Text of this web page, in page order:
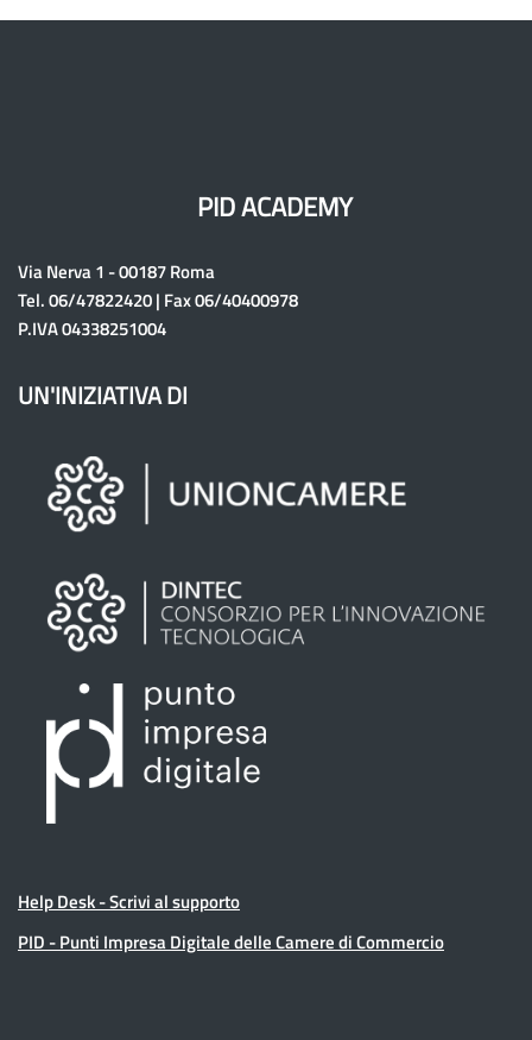
PID ACADEMY
Via Nerva 1 - 00187 Roma
Tel. 06/47822420 | Fax 06/40400978
P.IVA 04338251004
UN'INIZIATIVA DI
Help Desk - Scrivi al supporto
PID - Punti Impresa Digitale delle Camere di Commercio